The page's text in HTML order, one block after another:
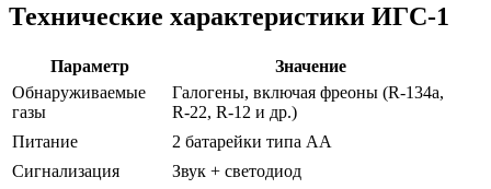
Технические характеристики ИГС-1
Параметр
Значение
Обнаруживаемые
газы
Галогены, включая фреоны (R-134a,
R-22, R-12 и др.)
Питание
2 батарейки типа АА
Сигнализация
Звук + светодиод